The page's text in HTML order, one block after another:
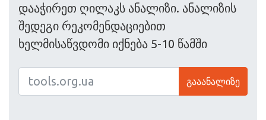
დააჭირეთ ღილაკს ანალიზი. ანალიზის
შედეგი რეკომენდაციებით
ხელმისაწვდომი იქნება 5-10 წამში
გააანალიზე